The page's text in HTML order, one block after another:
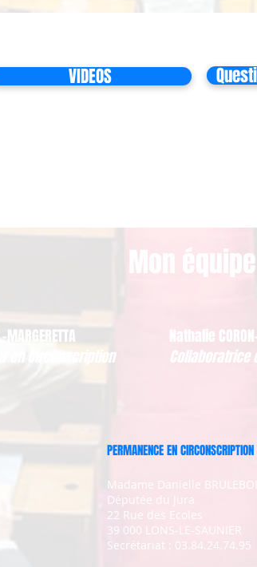
VIDEOS
Mon
en Circonscription
Nathalie
Collaboratrice
PERMANENCE EN CIRCONSCRIPTION
Madame Danielle
Députée du Jura
22 Rue des Ecoles
39 000 LONS-LE-SAUNIER
Secrétariat : 03.84.24.74.95